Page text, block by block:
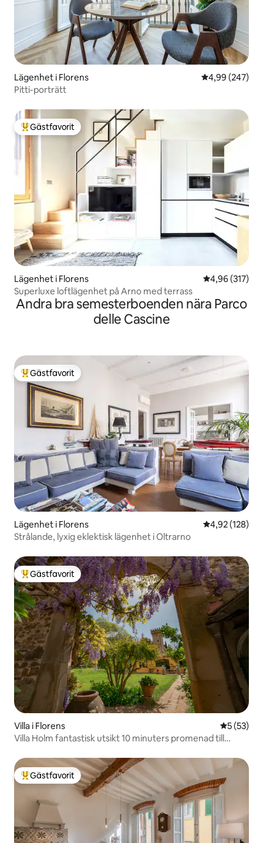
Lägenhet i Florens 4,99 av 5 i
4,99 (247)
Pitti-porträtt
Populär gästfavorit
Gästfavorit
Lägenhet i Florens 4,96 av 5 i
4,96 (317)
Superluxe loftlägenhet på Arno med terrass
Andra bra semesterboenden nära Parco
delle Cascine
Populär gästfavorit
Gästfavorit
Lägenhet i Florens 4,92 av 5 i
4,92 (128)
Strålande, lyxig eklektisk lägenhet i Oltrarno
Populär gästfavorit
Gästfavorit
Villa i Florens 5 av 5 i
5 (53)
Villa Holm fantastisk utsikt 10 minuters promenad till
Populär gästfavorit
Gästfavorit